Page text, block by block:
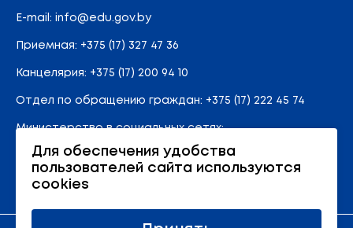
E-mail: info@edu.gov.by
Приемная: +375 (17) 327 47 36
Канцелярия: +375 (17) 200 94 10
Отдел по обращению граждан: +375 (17) 222 45 74
Министерство в социальных сетях:
Карта сайта
Для обеспечения удобства
пользователей сайта используются
cookies